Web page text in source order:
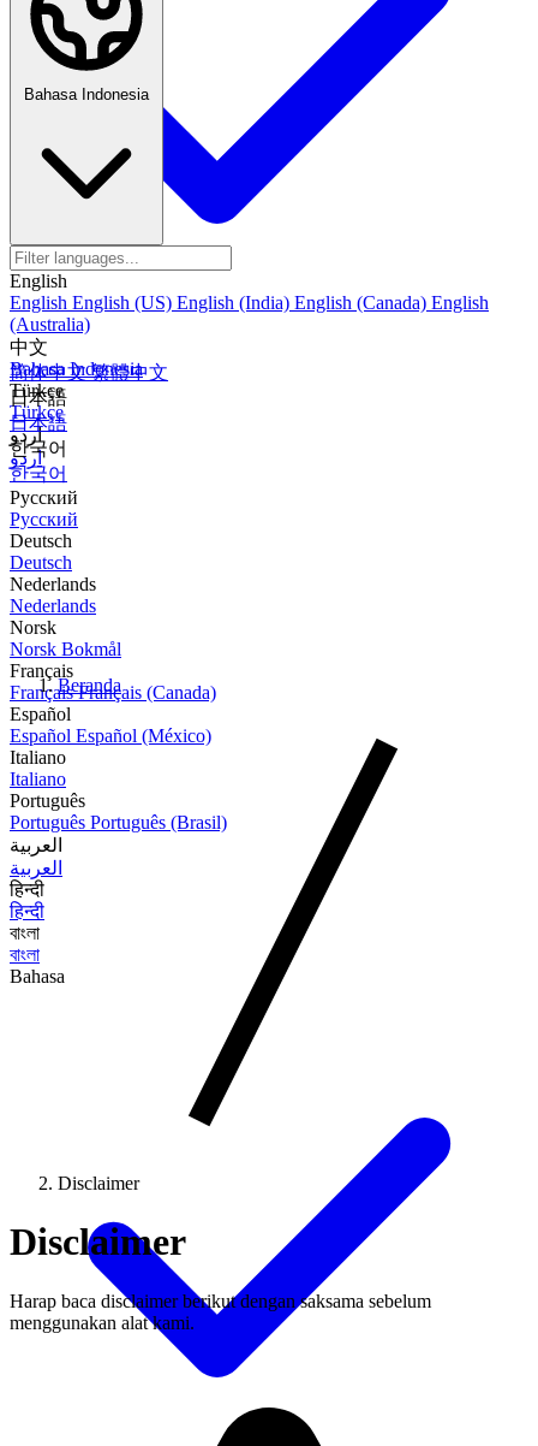
Bahasa Indonesia
Türkçe
Türkçe
اردو
اردو
Bahasa Indonesia
English
English English (US) English (India) English (Canada) English
(Australia)
中文
简体中文繁體中文
日本語
日本語
한국어
한국어
Русский
Русский
Deutsch
Deutsch
Nederlands
Nederlands
Norsk
Norsk Bokmål
Français
FrançaisFrançais (Canada)
Español
Español Español (México)
Italiano
Italiano
Português
Português Português (Brasil)
العربية
العربية
हिन्दी
हिन्दी
বাংলা
বাংলা
Bahasa
Beranda
Disclaimer
Disclaimer
Harap baca disclaimer berikut dengan saksama sebelum
menggunakan alat kami.